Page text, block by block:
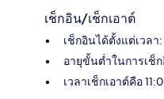
เช็กอิน/เช็กเอาต์
เช็กอินได้ตั้งแต่เวลา
อายุขั้นต่ำในการเช็ก
เวลาเช็กเอาต์คือ